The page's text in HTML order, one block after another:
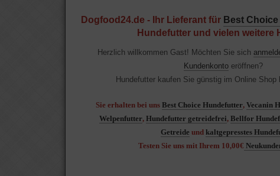
Dogfood24.de - Ihr Lieferant für Best
Hundefutter und vielen weitere
Herzlich willkommen Gast! Möchten Sie sich
Kundenkonto eröffnen?
Hundefutter kaufen Sie günstig im Online Shop
Sie erhalten bei unsBest Choice Hundefutter,Vecanin
Welpenfutter, Hundefutter getreidefrei, Bellfor
Getreide und kaltgepresstes
Testen Sie uns mit Ihrem 10,00€